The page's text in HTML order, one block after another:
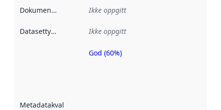
Dokumentasjon Ikke oppgitt
Datasettype Ikke oppgitt
Metadatakvalitet
Metadatakvalitet
God (60%)